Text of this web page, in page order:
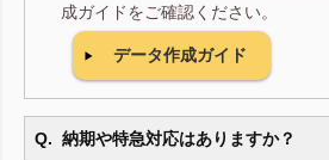
成ガイドをご確認ください。
データ作成ガイド
納期や特急対応はありますか？